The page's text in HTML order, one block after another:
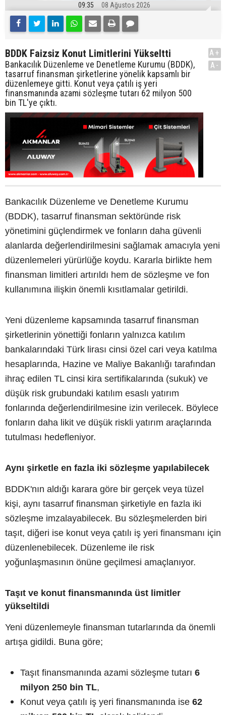
09:35 08 Ağustos 2026
BDDK Faizsiz Konut Limitlerini Yükseltti
Bankacılık Düzenleme ve Denetleme Kurumu (BDDK),
tasarruf finansman şirketlerine yönelik kapsamlı bir
düzenlemeye gitti. Konut veya çatılı iş yeri
finansmanında azami sözleşme tutarı 62 milyon 500
bin TL'ye çıktı.
A+
A-
Bankacılık Düzenleme ve Denetleme Kurumu
(BDDK), tasarruf finansman sektöründe risk
yönetimini güçlendirmek ve fonların daha güvenli
alanlarda değerlendirilmesini sağlamak amacıyla yeni
düzenlemeleri yürürlüğe koydu. Kararla birlikte hem
finansman limitleri artırıldı hem de sözleşme ve fon
kullanımına ilişkin önemli kısıtlamalar getirildi.
Yeni düzenleme kapsamında tasarruf finansman
şirketlerinin yönettiği fonların yalnızca katılım
bankalarındaki Türk lirası cinsi özel cari veya katılma
hesaplarında, Hazine ve Maliye Bakanlığı tarafından
ihraç edilen TL cinsi kira sertifikalarında (sukuk) ve
düşük risk grubundaki katılım esaslı yatırım
fonlarında değerlendirilmesine izin verilecek. Böylece
fonların daha likit ve düşük riskli yatırım araçlarında
tutulması hedefleniyor.
Aynı şirketle en fazla iki sözleşme yapılabilecek
BDDK'nın aldığı karara göre bir gerçek veya tüzel
kişi, aynı tasarruf finansman şirketiyle en fazla iki
sözleşme imzalayabilecek. Bu sözleşmelerden biri
taşıt, diğeri ise konut veya çatılı iş yeri finansmanı için
düzenlenebilecek. Düzenleme ile risk
yoğunlaşmasının önüne geçilmesi amaçlanıyor.
Taşıt ve konut finansmanında üst limitler
yükseltildi
Yeni düzenlemeyle finansman tutarlarında da önemli
artışa gidildi. Buna göre;
Taşıt finansmanında azami sözleşme tutarı 6
milyon 250 bin TL,
Konut veya çatılı iş yeri finansmanında ise 62